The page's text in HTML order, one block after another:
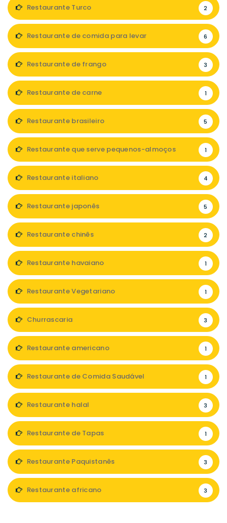
Restaurante Turco 2
Restaurante de comida para levar 6
Restaurante de frango 3
Restaurante de carne 1
Restaurante brasileiro 5
Restaurante que serve pequenos-almoços 1
Restaurante italiano 4
Restaurante japonês 5
Restaurante chinês 2
Restaurante havaiano 1
Restaurante Vegetariano 1
Churrascaria 3
Restaurante americano 1
Restaurante de Comida Saudável 1
Restaurante halal 3
Restaurante de Tapas 1
Restaurante Paquistanês 3
Restaurante africano 3